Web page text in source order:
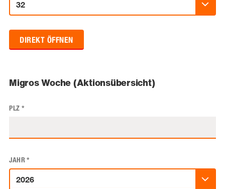
DIREKT ÖFFNEN
Migros Woche (Aktionsübersicht)
PLZ *
JAHR*